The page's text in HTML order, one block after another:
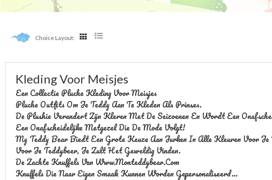
Choice Layout:
Kleding Voor Meisjes
Een Collectie Pluche Kleding Voor Meisjes
Pluche Outfits Om Je Teddy Aan Te Kleden Als Prinses.
De Plushie Verandert Zijn Kleren Met De Seizoenen En Wordt Een
Een Onafscheidelijke Metgezel Die De Mode Volgt!
My Teddy Bear Biedt Een Grote Keuze Aan Jurken In Alle Kleuren Voor Je
Voor Je Teddybeer, Je Zult Het Geweldig Vinden.
De Zachte Knuffels Van Www.monteddybear.com
Knuffels Die Naar Eigen Smaak Kunnen Worden Gepersonaliseerd...